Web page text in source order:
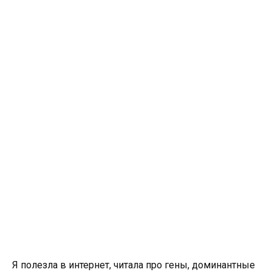
Я полезла в интернет, читала про гены, доминантные